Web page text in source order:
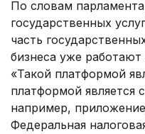
По словам
государственных
часть
бизнеса уже
«Такой платформой
платформой является
например,
Федеральная